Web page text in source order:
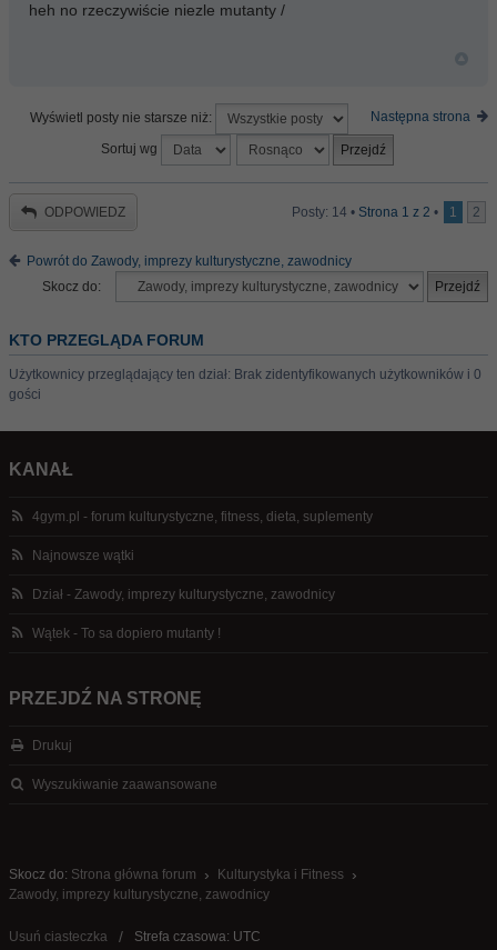
heh no rzeczywiście niezle mutanty /
Następna strona
Wyświetl posty nie starsze niż:
Sortuj wg
ODPOWIEDZ Posty: 14 • Strona 1 z 2 • 1 2
Powrót do Zawody, imprezy kulturystyczne, zawodnicy
Skocz do:
KTO PRZEGLĄDA FORUM
Użytkownicy przeglądający ten dział: Brak zidentyfikowanych użytkowników i 0
gości
KANAŁ
4gym.pl - forum kulturystyczne, fitness, dieta, suplementy
Najnowsze wątki
Dział - Zawody, imprezy kulturystyczne, zawodnicy
Wątek - To sa dopiero mutanty !
PRZEJDŹ NA STRONĘ
Drukuj
Wyszukiwanie zaawansowane
Skocz do: Strona główna forum
Kulturystyka i Fitness
Zawody, imprezy kulturystyczne, zawodnicy
Usuń ciasteczka Strefa czasowa: UTC